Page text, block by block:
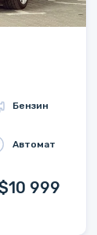
Бензин
Автомат
999